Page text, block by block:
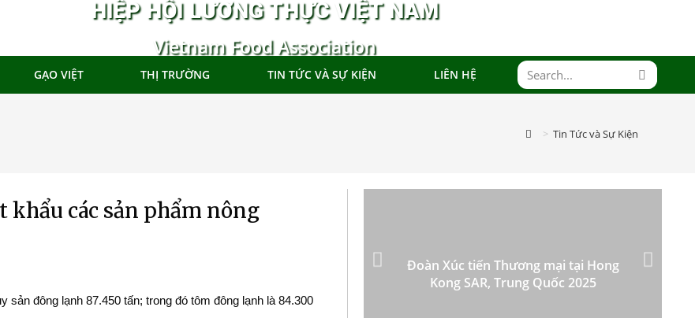
HIỆP HỘI LƯƠNG THỰC VIỆT NAM
Vietnam Food Association
GẠO VIỆT THỊ TRƯỜNG TIN TỨC VÀ SỰ KIỆN LIÊN HỆ
> Tin Tức và Sự Kiện
các sản phẩm nông
đông lạnh 87.450 tấn; trong đó tôm đông lạnh là 84.300
Đoàn Xúc tiến Thương mại tại Hong
Kong SAR, Trung Quốc 2025